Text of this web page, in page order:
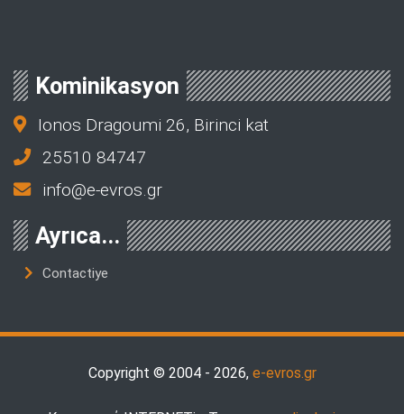
Kominikasyon
Ionos Dragoumi 26, Birinci kat
25510 84747
info@e-evros.gr
Ayrıca...
Contactiye
Copyright © 2004 - 2026, e-evros.gr